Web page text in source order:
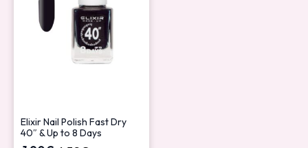
Elixir Nail Polish Fast Dry
40″ & Up to 8 Days